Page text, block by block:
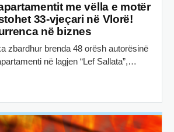
me vëlla e motër
33-vjeçari në Vlorë!
në biznes
zbardhur brenda 48 orësh autorësinë
në lagjen “Lef Sallata”,…